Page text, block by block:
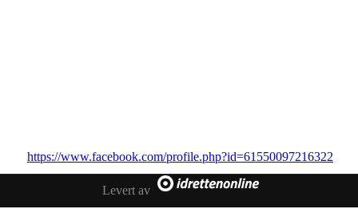
https://www.facebook.com/profile.php?id=61550097216322
Levert av